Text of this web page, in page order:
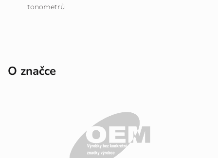
tonometrů
O značce